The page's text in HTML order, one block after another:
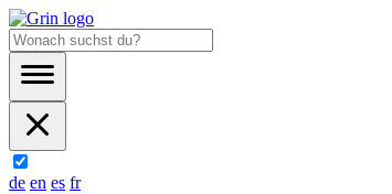
de en es fr